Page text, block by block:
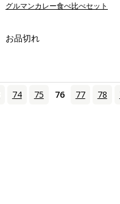
グルマンカレー食べ比べセット
お品切れ
74 75 76 77 78